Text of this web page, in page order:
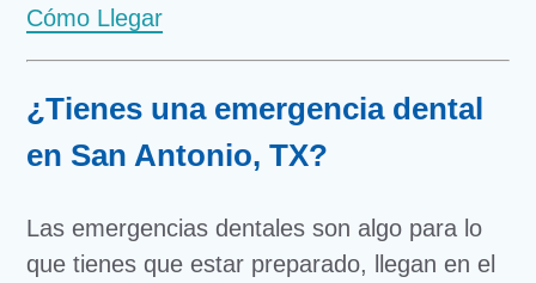
Cómo Llegar
¿Tienes una emergencia dental
en San Antonio, TX?
Las emergencias dentales son algo para lo
que tienes que estar preparado, llegan en el